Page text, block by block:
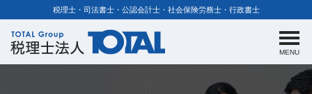
税理士・司法書士・公認会計士・社会保険労務士・行政書士
MENU